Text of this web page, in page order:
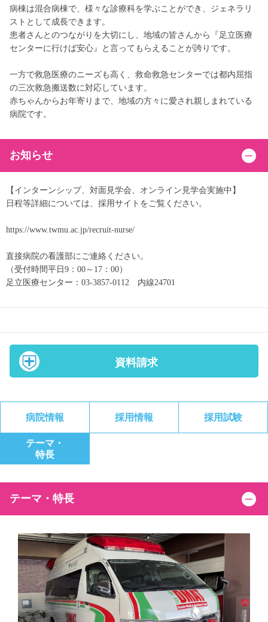
病棟は混合病棟で、様々な診療科を学ぶことができ、ジェネラリ
ストとして成長できます。
患者さんとのつながりを大切にし、地域の皆さんから『足立医療
センターに行けば安心』と言ってもらえることが誇りです。
一方で救急医療のニーズも高く、救命救急センターでは都内屈指
の三次救急搬送数に対応しています。
赤ちゃんからお年寄りまで、地域の方々に愛され親しまれている
病院です。
お知らせ
【インターンシップ、対面見学会、オンライン見学会実施中】
日程等詳細については、採用サイトをご覧ください。
https://www.twmu.ac.jp/recruit-nurse/
直接病院の看護部にご連絡ください。
（受付時間平日9：00～17：00）
足立医療センター：03-3857-0112 内線24701
資料請求
病院情報 採用情報 採用試験
テーマ・
特長
テーマ・特長